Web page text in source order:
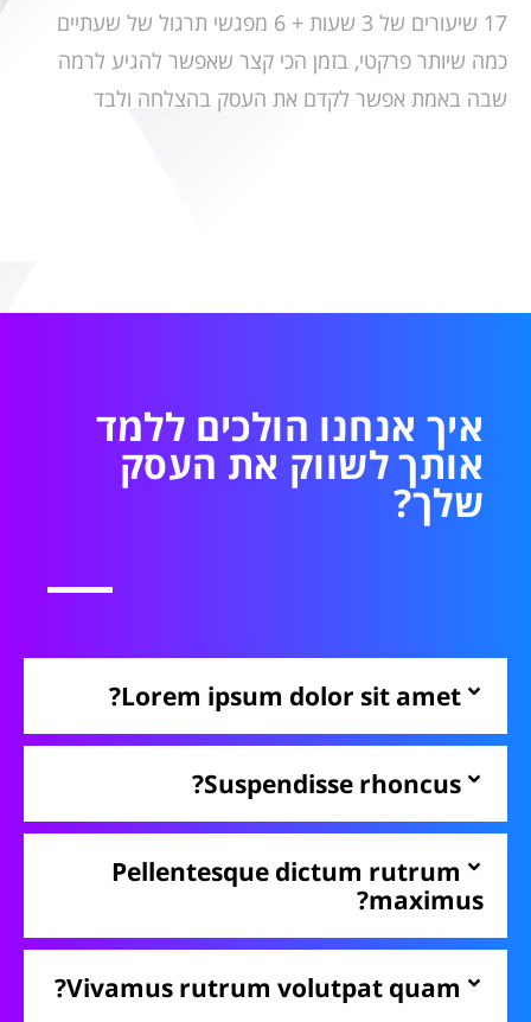
17 שיעורים של 3 שעות + 6 מפגשי תרגול של שעתיים
כמה שיותר פרקטי, בזמן הכי קצר שאפשר להגיע לרמה
שבה באמת אפשר לקדם את העסק בהצלחה ולבד
איך אנחנו הולכים ללמד
אותך לשווק את העסק
שלך?
Lorem ipsum dolor sit amet?
Suspendisse rhoncus?
Pellentesque dictum rutrum
maximus?
Vivamus rutrum volutpat quam?